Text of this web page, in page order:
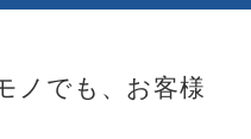
ノでも、お客様